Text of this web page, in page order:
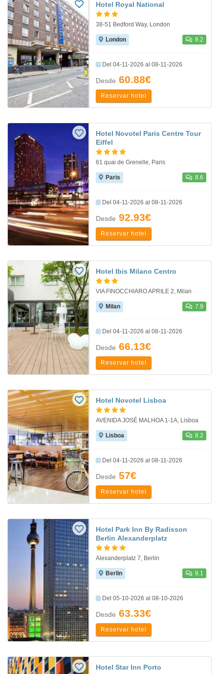
Hotel Royal National
38-51 Bedford Way, London
London 8.2
Del 04-11-2026 al 08-11-2026
Desde 60.88€
Reservar hotel
Hotel Novotel Paris Centre Tour
Eiffel
61 quai de Grenelle, Paris
Paris 8.6
Del 04-11-2026 al 08-11-2026
Desde 92.93€
Reservar hotel
Hotel Ibis Milano Centro
VIA FINOCCHIARO APRILE 2, Milan
Milan 7.9
Del 04-11-2026 al 08-11-2026
Desde 66.13€
Reservar hotel
Hotel Novotel Lisboa
AVENIDA JOSÉ MALHOA 1-1A, Lisboa
Lisboa 8.2
Del 04-11-2026 al 08-11-2026
Desde 57€
Reservar hotel
Hotel Park Inn By Radisson
Berlin Alexanderplatz
Alexanderplatz 7, Berlin
Berlin 8.1
Del 05-10-2026 al 08-10-2026
Desde 63.33€
Reservar hotel
Hotel Star Inn Porto